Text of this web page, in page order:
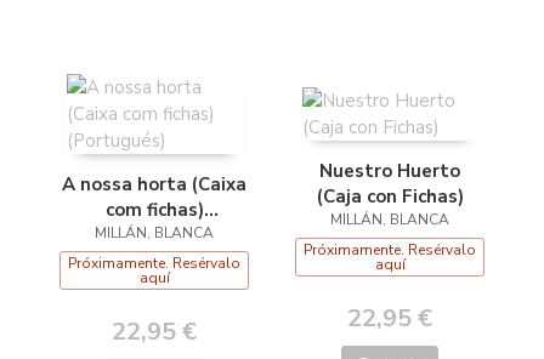
A nossa horta (Caixa
com fichas)
(Portugués)
MILLÁN, BLANCA
Próximamente. Resérvalo
aquí
22,95 €
Nuestro Huerto
(Caja con Fichas)
MILLÁN, BLANCA
Próximamente. Resérvalo
aquí
22,95 €